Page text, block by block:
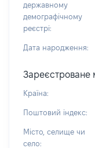
державному
демографічному
реєстрі:
Дата народження:
Зареєстроване
Країна:
Поштовий індекс:
Місто, селище чи
село: